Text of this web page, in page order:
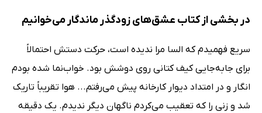
در بخشی از کتاب عشق‌های زودگذر ماندگار می‌خوانیم
سریع فهمیدم که السا مرا ندیده است، حرکت دستش احتمالاً
برای جابه‌جایی کیف کتانی روی دوشش بود. خواب‌نما شده بودم
انگار و در امتداد دیوار کارخانه پیش می‌رفتم... هوا تقریباً تاریک
شد و زنی را که تعقیب می‌کردم ناگهان دیگر ندیدم. یک دقیقه